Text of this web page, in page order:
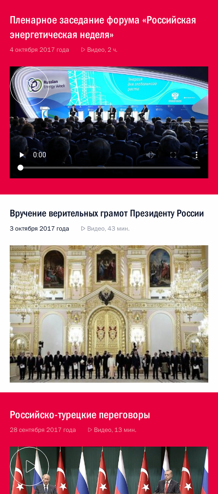
Пленарное заседание форума «Российская
энергетическая неделя»
4 октября 2017 года Видео, 2 ч.
Вручение верительных грамот Президенту России
3 октября 2017 года Видео, 43 мин.
Российско-турецкие переговоры
28 сентября 2017 года Видео, 13 мин.